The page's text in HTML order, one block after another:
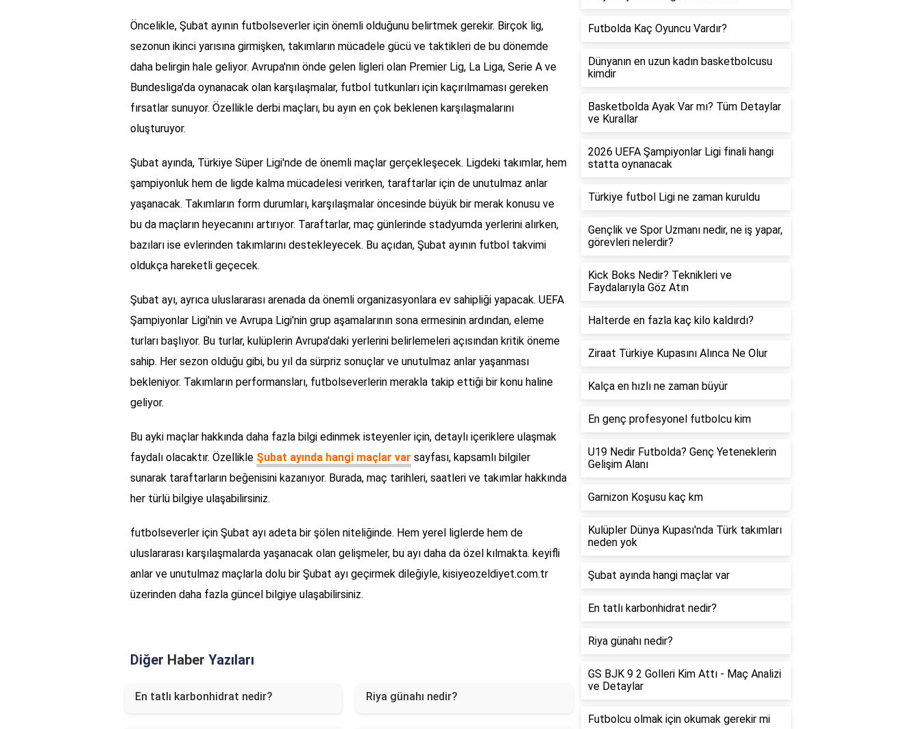
Öncelikle, Şubat ayının futbolseverler için önemli olduğunu belirtmek gerekir. Birçok lig,
sezonun ikinci yarısına girmişken, takımların mücadele gücü ve taktikleri de bu dönemde
daha belirgin hale geliyor. Avrupa'nın önde gelen ligleri olan Premier Lig, La Liga, Serie A ve
Bundesliga'da oynanacak olan karşılaşmalar, futbol tutkunları için kaçırılmaması gereken
fırsatlar sunuyor. Özellikle derbi maçları, bu ayın en çok beklenen karşılaşmalarını
oluşturuyor.
Şubat ayında, Türkiye Süper Ligi'nde de önemli maçlar gerçekleşecek. Ligdeki takımlar, hem
şampiyonluk hem de ligde kalma mücadelesi verirken, taraftarlar için de unutulmaz anlar
yaşanacak. Takımların form durumları, karşılaşmalar öncesinde büyük bir merak konusu ve
bu da maçların heyecanını artırıyor. Taraftarlar, maç günlerinde stadyumda yerlerini alırken,
bazıları ise evlerinden takımlarını destekleyecek. Bu açıdan, Şubat ayının futbol takvimi
oldukça hareketli geçecek.
Şubat ayı, ayrıca uluslararası arenada da önemli organizasyonlara ev sahipliği yapacak. UEFA
Şampiyonlar Ligi'nin ve Avrupa Ligi'nin grup aşamalarının sona ermesinin ardından, eleme
turları başlıyor. Bu turlar, kulüplerin Avrupa'daki yerlerini belirlemeleri açısından kritik öneme
sahip. Her sezon olduğu gibi, bu yıl da sürpriz sonuçlar ve unutulmaz anlar yaşanması
bekleniyor. Takımların performansları, futbolseverlerin merakla takip ettiği bir konu haline
geliyor.
Bu ayki maçlar hakkında daha fazla bilgi edinmek isteyenler için, detaylı içeriklere ulaşmak
faydalı olacaktır. Özellikle Şubat ayında hangi maçlar var sayfası, kapsamlı bilgiler
sunarak taraftarların beğenisini kazanıyor. Burada, maç tarihleri, saatleri ve takımlar hakkında
her türlü bilgiye ulaşabilirsiniz.
futbolseverler için Şubat ayı adeta bir şölen niteliğinde. Hem yerel liglerde hem de
uluslararası karşılaşmalarda yaşanacak olan gelişmeler, bu ayı daha da özel kılmakta. keyifli
anlar ve unutulmaz maçlarla dolu bir Şubat ayı geçirmek dileğiyle, kisiyeozeldiyet.com.tr
üzerinden daha fazla güncel bilgiye ulaşabilirsiniz.
Diğer Haber Yazıları
En tatlı karbonhidrat nedir? Riya günahı nedir?
Futbolda Kaç Oyuncu Vardır?
Dünyanın en uzun kadın basketbolcusu
kimdir
Basketbolda Ayak Var mı? Tüm Detaylar
ve Kurallar
2026 UEFA Şampiyonlar Ligi finali hangi
statta oynanacak
Türkiye futbol Ligi ne zaman kuruldu
Gençlik ve Spor Uzmanı nedir, ne iş yapar,
görevleri nelerdir?
Kick Boks Nedir? Teknikleri ve
Faydalarıyla Göz Atın
Halterde en fazla kaç kilo kaldırdı?
Ziraat Türkiye Kupasını Alınca Ne Olur
Kalça en hızlı ne zaman büyür
En genç profesyonel futbolcu kim
U19 Nedir Futbolda? Genç Yeteneklerin
Gelişim Alanı
Garnizon Koşusu kaç km
Kulüpler Dünya Kupası'nda Türk takımları
neden yok
Şubat ayında hangi maçlar var
En tatlı karbonhidrat nedir?
Riya günahı nedir?
GS BJK 9 2 Golleri Kim Attı - Maç Analizi
ve Detaylar
Futbolcu olmak için okumak gerekir mi